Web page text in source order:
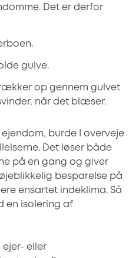
Det er derfor
gulve.
op gennem gulvet
når det blæser.
burde I overveje
Det løser både
på en gang og giver
besparelse på
ensartet indeklima. Så
en isolering af
ejer- eller